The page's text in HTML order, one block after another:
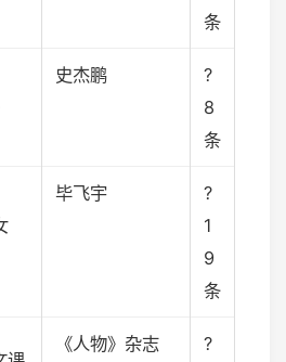
条
史杰鹏
?
8
条
毕飞宇
?
1
9
条
《人物》杂志
?